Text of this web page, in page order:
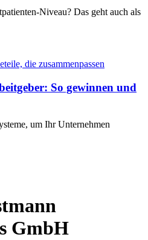
Niveau? Das geht auch als
So gewinnen und
um Ihr Unternehmen
GmbH